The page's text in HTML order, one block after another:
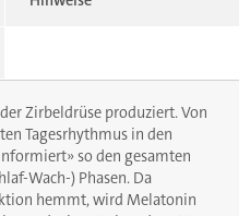
Zirbeldrüse produziert. Von
Tagesrhythmus in den
so den gesamten
Wach-) Phasen. Da
hemmt, wird Melatonin